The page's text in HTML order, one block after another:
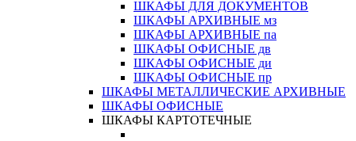
ШКАФЫ ДЛЯ ДОКУМЕНТОВ
ШКАФЫ АРХИВНЫЕ мз
ШКАФЫ АРХИВНЫЕ па
ШКАФЫ ОФИСНЫЕ дв
ШКАФЫ ОФИСНЫЕ ди
ШКАФЫ ОФИСНЫЕ пр
ШКАФЫ МЕТАЛЛИЧЕСКИЕ АРХИВНЫЕ
ШКАФЫ ОФИСНЫЕ
ШКАФЫ КАРТОТЕЧНЫЕ